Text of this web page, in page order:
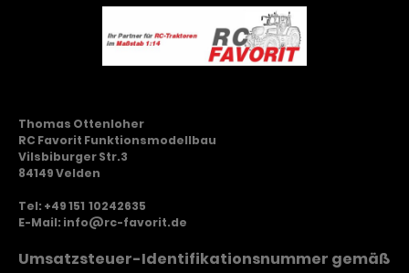
Thomas Ottenloher
RC Favorit Funktionsmodellbau
Vilsbiburger Str.3
84149 Velden
Tel: +49 151 10242635
E-Mail: info@rc-favorit.de
Umsatzsteuer-Identifikationsnummer gemäß